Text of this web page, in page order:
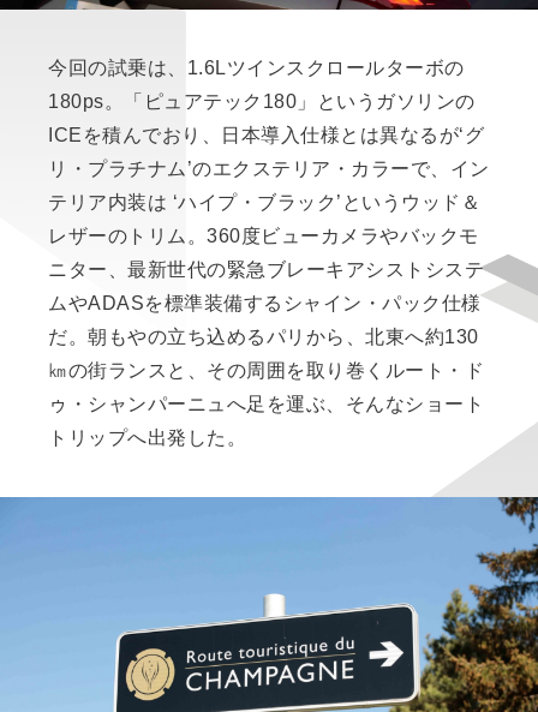
今回の試乗は、1.6Lツインスクロールターボの
180ps。「ピュアテック180」というガソリンの
ICEを積んでおり、日本導入仕様とは異なるが‘グ
リ・プラチナム’のエクステリア・カラーで、イン
テリア内装は ‘ハイプ・ブラック’というウッド＆
レザーのトリム。360度ビューカメラやバックモ
ニター、最新世代の緊急ブレーキアシストシステ
ムやADASを標準装備するシャイン・パック仕様
だ。朝もやの立ち込めるパリから、北東へ約130
㎞の街ランスと、その周囲を取り巻くルート・ド
ゥ・シャンパーニュへ足を運ぶ、そんなショート
トリップへ出発した。